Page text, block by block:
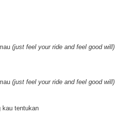
(just feel your ride and feel good will)
(just feel your ride and feel good will)
kau tentukan